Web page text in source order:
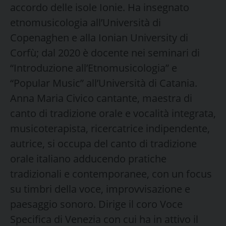
accordo delle isole Ionie. Ha insegnato
etnomusicologia all’Università di
Copenaghen e alla Ionian University di
Corfù; dal 2020 è docente nei seminari di
“Introduzione all’Etnomusicologia” e
“Popular Music” all’Università di Catania.
Anna Maria Civico cantante, maestra di
canto di tradizione orale e vocalità integrata,
musicoterapista, ricercatrice indipendente,
autrice, si occupa del canto di tradizione
orale italiano adducendo pratiche
tradizionali e contemporanee, con un focus
su timbri della voce, improvvisazione e
paesaggio sonoro. Dirige il coro Voce
Specifica di Venezia con cui ha in attivo il